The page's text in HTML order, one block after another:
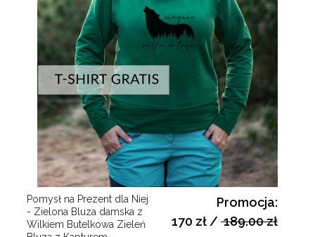
Pomysł na Prezent dla Niej
- Zielona Bluza damska z
Wilkiem Butelkowa Zieleń
Promocja:
170 zł/189.00 zł